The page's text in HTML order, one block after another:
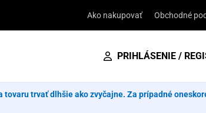
Ako nakupovať Obchodné
PRIHLÁSENIE /
trvať dlhšie ako zvyčajne. Za prípadné